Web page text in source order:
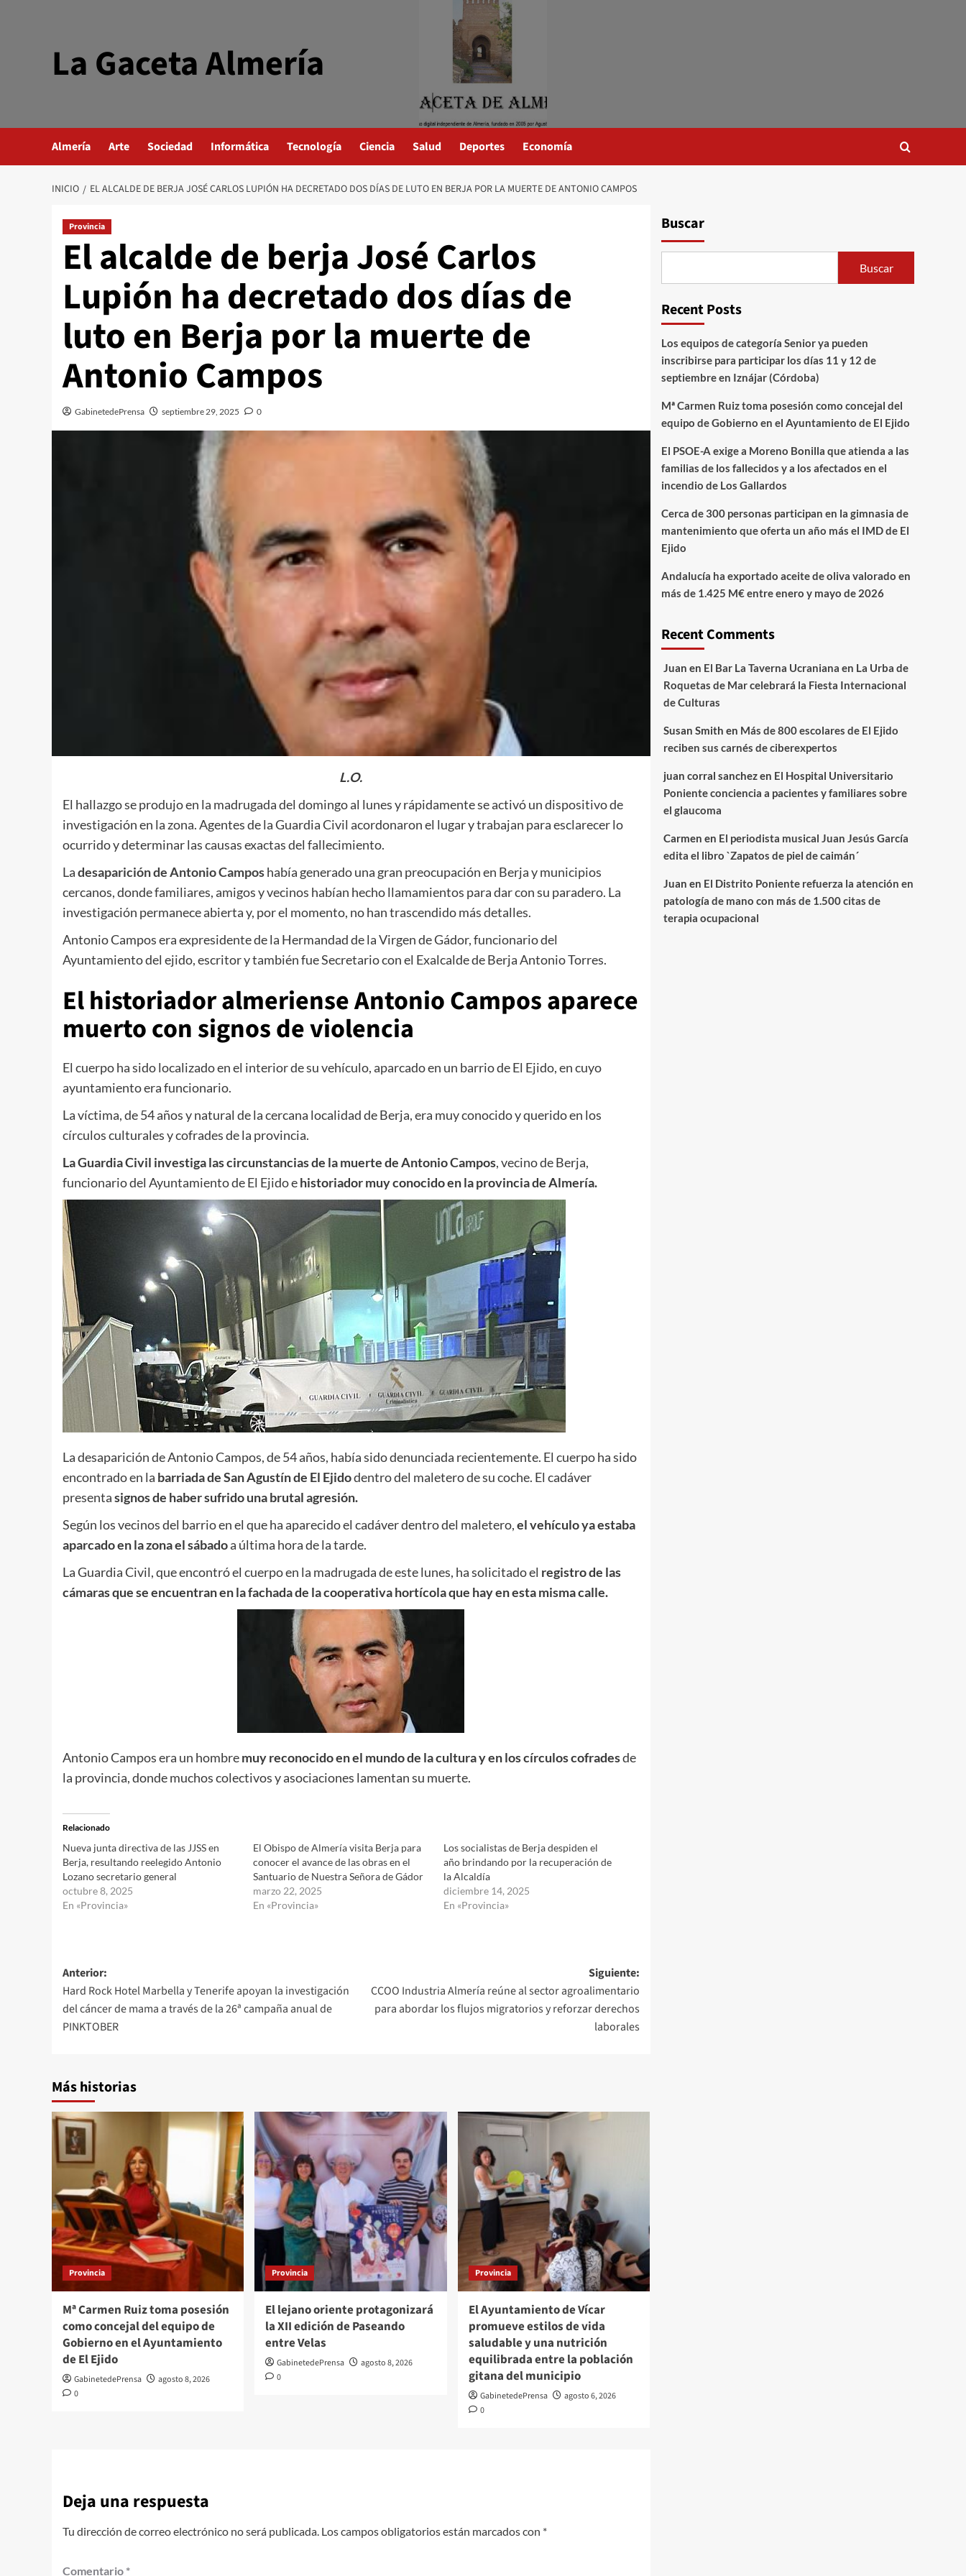
La Gaceta Almería
Almería Arte Sociedad Informática Tecnología Ciencia Salud Deportes Economía
INICIO EL ALCALDE DE BERJA JOSÉ CARLOS LUPIÓN HA DECRETADO DOS DÍAS DE LUTO EN BERJA POR LA MUERTE DE ANTONIO CAMPOS
Provincia
El alcalde de berja José Carlos
Lupión ha decretado dos días de
luto en Berja por la muerte de
Antonio Campos
GabinetedePrensa septiembre 29, 2025 0
L.O.
El hallazgo se produjo en la madrugada del domingo al lunes y rápidamente se activó un dispositivo de
investigación en la zona. Agentes de la Guardia Civil acordonaron el lugar y trabajan para esclarecer lo
ocurrido y determinar las causas exactas del fallecimiento.
Ladesaparición de Antonio Camposhabía generado una gran preocupación en Berja y municipios
cercanos, donde familiares, amigos y vecinos habían hecho llamamientos para dar con su paradero. La
investigación permanece abierta y, por el momento, no han trascendido más detalles.
Antonio Campos era expresidente de la Hermandad de la Virgen de Gádor, funcionario del
Ayuntamiento del ejido, escritor y también fue Secretario con el Exalcalde de Berja Antonio Torres.
El historiador almeriense Antonio Campos aparece
muerto con signos de violencia
El cuerpo ha sido localizado en el interior de su vehículo, aparcado en un barrio de El Ejido, en cuyo
ayuntamiento era funcionario.
La víctima, de 54 años y natural de la cercana localidad de Berja, era muy conocido y querido en los
círculos culturales y cofrades de la provincia.
La Guardia Civil investiga las circunstancias de la muerte de Antonio Campos, vecino de Berja,
funcionario del Ayuntamiento de El Ejido ehistoriador muy conocido en la provincia de Almería.
La desaparición de Antonio Campos, de 54 años, había sido denunciada recientemente. El cuerpo ha sido
encontrado en la barriada de San Agustín de El Ejidodentro del maletero de su coche. El cadáver
presentasignos de haber sufrido una brutal agresión.
Según los vecinos del barrio en el que ha aparecido el cadáver dentro del maletero,el vehículo ya estaba
aparcado en la zona el sábadoa última hora de la tarde.
La Guardia Civil, que encontró el cuerpo en la madrugada de este lunes, ha solicitado el registro de las
cámaras que se encuentran en la fachada de la cooperativa hortícola que hay en esta misma calle.
Antonio Campos era un hombremuy reconocido en el mundo de la cultura y en los círculos cofradesde
la provincia, donde muchos colectivos y asociaciones lamentan su muerte.
Relacionado
Nueva junta directiva de las JJSS en
Berja, resultando reelegido Antonio
Lozano secretario general
octubre 8, 2025
En «Provincia»
El Obispo de Almería visita Berja para
conocer el avance de las obras en el
Santuario de Nuestra Señora de Gádor
marzo 22, 2025
En «Provincia»
Los socialistas de Berja despiden el
año brindando por la recuperación de
la Alcaldía
diciembre 14, 2025
En «Provincia»
Navegación
de
entradas
Anterior:
Hard Rock Hotel Marbella y Tenerife apoyan la investigación
del cáncer de mama a través de la 26ª campaña anual de
PINKTOBER
Siguiente:
CCOO Industria Almería reúne al sector agroalimentario
para abordar los flujos migratorios y reforzar derechos
laborales
Más historias
Provincia
Mª Carmen Ruiz toma posesión
como concejal del equipo de
Gobierno en el Ayuntamiento
de El Ejido
GabinetedePrensa
agosto 8, 2026
0
Provincia
El lejano oriente protagonizará
la XII edición de Paseando
entre Velas
GabinetedePrensa
agosto 8, 2026
0
Provincia
El Ayuntamiento de Vícar
promueve estilos de vida
saludable y una nutrición
equilibrada entre la población
gitana del municipio
GabinetedePrensa
agosto 6, 2026
0
Deja una respuesta
Tu dirección de correo electrónico no será publicada. Los campos obligatorios están marcados con *
Comentario *
Buscar
Buscar
Recent Posts
Los equipos de categoría Senior ya pueden
inscribirse para participar los días 11 y 12 de
septiembre en Iznájar (Córdoba)
Mª Carmen Ruiz toma posesión como concejal del
equipo de Gobierno en el Ayuntamiento de El Ejido
El PSOE-A exige a Moreno Bonilla que atienda a las
familias de los fallecidos y a los afectados en el
incendio de Los Gallardos
Cerca de 300 personas participan en la gimnasia de
mantenimiento que oferta un año más el IMD de El
Ejido
Andalucía ha exportado aceite de oliva valorado en
más de 1.425 M€ entre enero y mayo de 2026
Recent Comments
Juan en El Bar La Taverna Ucraniana en La Urba de
Roquetas de Mar celebrará la Fiesta Internacional
de Culturas
Susan Smith en Más de 800 escolares de El Ejido
reciben sus carnés de ciberexpertos
juan corral sanchezen El Hospital Universitario
Poniente conciencia a pacientes y familiares sobre
el glaucoma
Carmen en El periodista musical Juan Jesús García
edita el libro `Zapatos de piel de caimán´
Juan en El Distrito Poniente refuerza la atención en
patología de mano con más de 1.500 citas de
terapia ocupacional